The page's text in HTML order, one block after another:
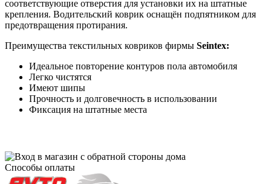
соответствующие отверстия для установки их на штатные
крепления. Водительский коврик оснащён подпятником для
предотвращения протирания.
Преимущества текстильных ковриков фирмы Seintex:
Идеальное повторение контуров пола автомобиля
Легко чистятся
Имеют шипы
Прочность и долговечность в использовании
Фиксация на штатные места
Способы оплаты